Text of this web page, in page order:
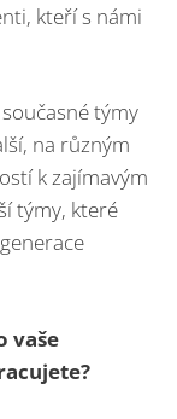
kteří s námi
týmy
na různým
k zajímavým
týmy, které
vaše